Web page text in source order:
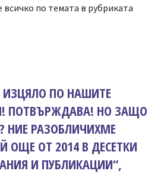
по темата в рубриката
ИЗЦЯЛО ПО НАШИТЕ
ПОТВЪРЖДАВА! НО ЗАЩО
НИЕ РАЗОБЛИЧИХМЕ
ОЩЕ ОТ 2014 В ДЕСЕТКИ
И ПУБЛИКАЦИИ“,